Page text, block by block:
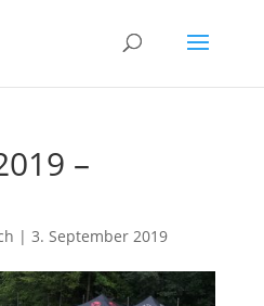
–
| 3. September 2019